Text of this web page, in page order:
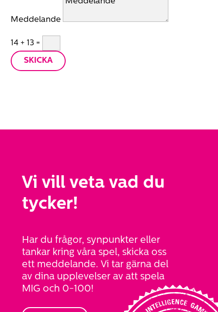
Meddelande
14 + 13 =
SKICKA
Vi vill veta vad du
tycker!
Har du frågor, synpunkter eller
tankar kring våra spel, skicka oss
ett meddelande. Vi tar gärna del
av dina upplevelser av att spela
MIG och 0-100!